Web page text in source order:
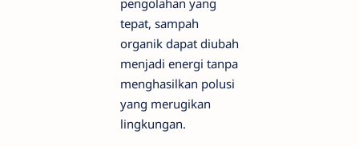
tepat, sampah
organik dapat diubah
menjadi energi tanpa
menghasilkan polusi
yang merugikan
lingkungan.